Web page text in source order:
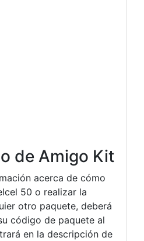
de Amigo Kit
acerca de cómo
50 o realizar la
otro paquete, deberá
código de paquete al
en la descripción de